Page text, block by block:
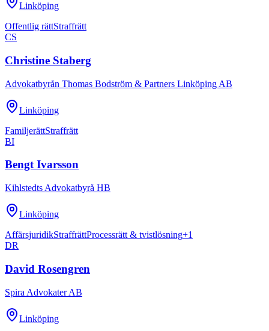
Linköping
Offentlig rättStraffrätt
CS
Christine Staberg
Advokatbyrån Thomas Bodström & Partners Linköping AB
Linköping
FamiljerättStraffrätt
BI
Bengt Ivarsson
Kihlstedts Advokatbyrå HB
Linköping
AffärsjuridikStraffrättProcessrätt & tvistlösning+1
DR
David Rosengren
Spira Advokater AB
Linköping